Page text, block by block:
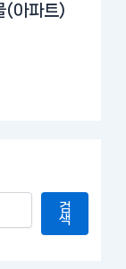
검
색
(아파트)